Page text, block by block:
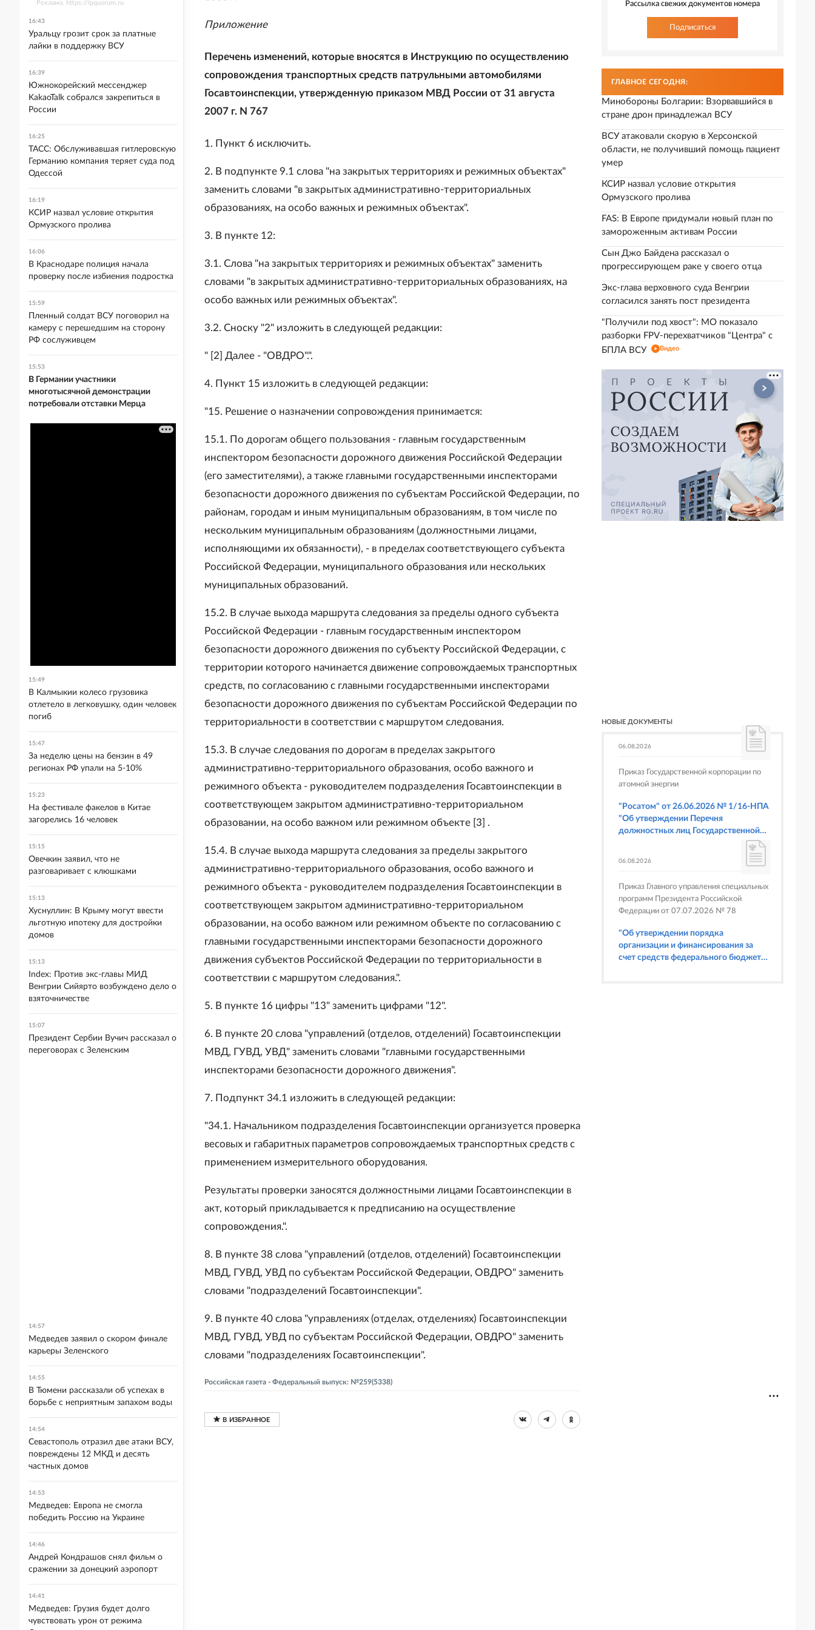
Приложение
Перечень изменений, которые вносятся в Инструкцию по осуществлению
сопровождения транспортных средств патрульными автомобилями
Госавтоинспекции, утвержденную приказом МВД России от 31 августа
2007 г. N 767
1. Пункт 6 исключить.
2. В подпункте 9.1 слова "на закрытых территориях и режимных объектах"
заменить словами "в закрытых административно-территориальных
образованиях, на особо важных и режимных объектах".
3. В пункте 12:
3.1. Слова "на закрытых территориях и режимных объектах" заменить
словами "в закрытых административно-территориальных образованиях, на
особо важных или режимных объектах".
3.2. Сноску "2" изложить в следующей редакции:
" [2] Далее - "ОВДРО".".
4. Пункт 15 изложить в следующей редакции:
"15. Решение о назначении сопровождения принимается:
15.1. По дорогам общего пользования - главным государственным
инспектором безопасности дорожного движения Российской Федерации
(его заместителями), а также главными государственными инспекторами
безопасности дорожного движения по субъектам Российской Федерации, по
районам, городам и иным муниципальным образованиям, в том числе по
нескольким муниципальным образованиям (должностными лицами,
исполняющими их обязанности), - в пределах соответствующего субъекта
Российской Федерации, муниципального образования или нескольких
муниципальных образований.
15.2. В случае выхода маршрута следования за пределы одного субъекта
Российской Федерации - главным государственным инспектором
безопасности дорожного движения по субъекту Российской Федерации, с
территории которого начинается движение сопровождаемых транспортных
средств, по согласованию с главными государственными инспекторами
безопасности дорожного движения по субъектам Российской Федерации по
территориальности в соответствии с маршрутом следования.
15.3. В случае следования по дорогам в пределах закрытого
административно-территориального образования, особо важного и
режимного объекта - руководителем подразделения Госавтоинспекции в
соответствующем закрытом административно-территориальном
образовании, на особо важном или режимном объекте [3] .
15.4. В случае выхода маршрута следования за пределы закрытого
административно-территориального образования, особо важного и
режимного объекта - руководителем подразделения Госавтоинспекции в
соответствующем закрытом административно-территориальном
образовании, на особо важном или режимном объекте по согласованию с
главными государственными инспекторами безопасности дорожного
движения субъектов Российской Федерации по территориальности в
соответствии с маршрутом следования.".
5. В пункте 16 цифры "13" заменить цифрами "12".
6. В пункте 20 слова "управлений (отделов, отделений) Госавтоинспекции
МВД, ГУВД, УВД" заменить словами "главными государственными
инспекторами безопасности дорожного движения".
7. Подпункт 34.1 изложить в следующей редакции:
"34.1. Начальником подразделения Госавтоинспекции организуется проверка
весовых и габаритных параметров сопровождаемых транспортных средств с
применением измерительного оборудования.
Результаты проверки заносятся должностными лицами Госавтоинспекции в
акт, который прикладывается к предписанию на осуществление
сопровождения.".
8. В пункте 38 слова "управлений (отделов, отделений) Госавтоинспекции
МВД, ГУВД, УВД по субъектам Российской Федерации, ОВДРО" заменить
словами "подразделений Госавтоинспекции".
9. В пункте 40 слова "управлениях (отделах, отделениях) Госавтоинспекции
МВД, ГУВД, УВД по субъектам Российской Федерации, ОВДРО" заменить
словами "подразделениях Госавтоинспекции".
Российская газета - Федеральный выпуск: №259(5338)
Рассылка свежих документов номера
Подписаться
ГЛАВНОЕ СЕГОДНЯ:
Минобороны Болгарии: Взорвавшийся в
стране дрон принадлежал ВСУ
ВСУ атаковали скорую в Херсонской
области, не получивший помощь пациент
умер
КСИР назвал условие открытия
Ормузского пролива
FAS: В Европе придумали новый план по
замороженным активам России
Сын Джо Байдена рассказал о
прогрессирующем раке у своего отца
Экс-глава верховного суда Венгрии
согласился занять пост президента
"Получили под хвост": МО показало
разборки FPV-перехватчиков "Центра" с
БПЛА ВСУ
Видео
НОВЫЕ ДОКУМЕНТЫ
06.08.2026
Приказ Государственной корпорации по
атомной энергии
"Росатом" от 26.06.2026 № 1/16-НПА
"Об утверждении Перечня
должностных лиц Государственной
корпорации по атомной энергии
предусмотренных статьями 6.3, 8.1,
9.4, 9.5 и 9.5.1, частью 3 статьи 9.16,
статьей 14.44, частью 1 статьи 19.4,
статьей 19.4.1, частями 6 и 15 статьи
19.5, статьями 19.6 и 19.7, частью 1
статьи 19.26, статьей 19.33, частями 1,
2, 2.1, 6 и 6.1 статьи 20.4 Кодекса
06.08.2026
Приказ Главного управления специальных
программ Президента Российской
Федерации от 07.07.2026 № 78
"Об утверждении порядка
организации и финансирования за
счет средств федерального бюджета
Реклама. https://ipquorum.ru
16:43
Уральцу грозит срок за платные
лайки в поддержку ВСУ
16:39
Южнокорейский мессенджер
KakaoTalk собрался закрепиться в
России
16:25
ТАСС: Обслуживавшая гитлеровскую
Германию компания теряет суда под
Одессой
16:19
КСИР назвал условие открытия
Ормузского пролива
16:06
В Краснодаре полиция начала
проверку после избиения подростка
15:59
Пленный солдат ВСУ поговорил на
камеру с перешедшим на сторону
РФ сослуживцем
15:53
В Германии участники
многотысячной демонстрации
потребовали отставки Мерца
15:49
В Калмыкии колесо грузовика
отлетело в легковушку, один человек
погиб
15:47
За неделю цены на бензин в 49
регионах РФ упали на 5-10%
15:23
На фестивале факелов в Китае
загорелись 16 человек
15:15
Овечкин заявил, что не
разговаривает с клюшками
15:13
Хуснуллин: В Крыму могут ввести
льготную ипотеку для достройки
домов
15:13
Index: Против экс-главы МИД
Венгрии Сийярто возбуждено дело о
взяточничестве
15:07
Президент Сербии Вучич рассказал о
переговорах с Зеленским
14:57
Медведев заявил о скором финале
карьеры Зеленского
14:55
В Тюмени рассказали об успехах в
борьбе с неприятным запахом воды
14:54
Севастополь отразил две атаки ВСУ,
повреждены 12 МКД и десять
частных домов
14:53
Медведев: Европа не смогла
победить Россию на Украине
14:46
Андрей Кондрашов снял фильм о
сражении за донецкий аэропорт
14:41
Медведев: Грузия будет долго
чувствовать урон от режима